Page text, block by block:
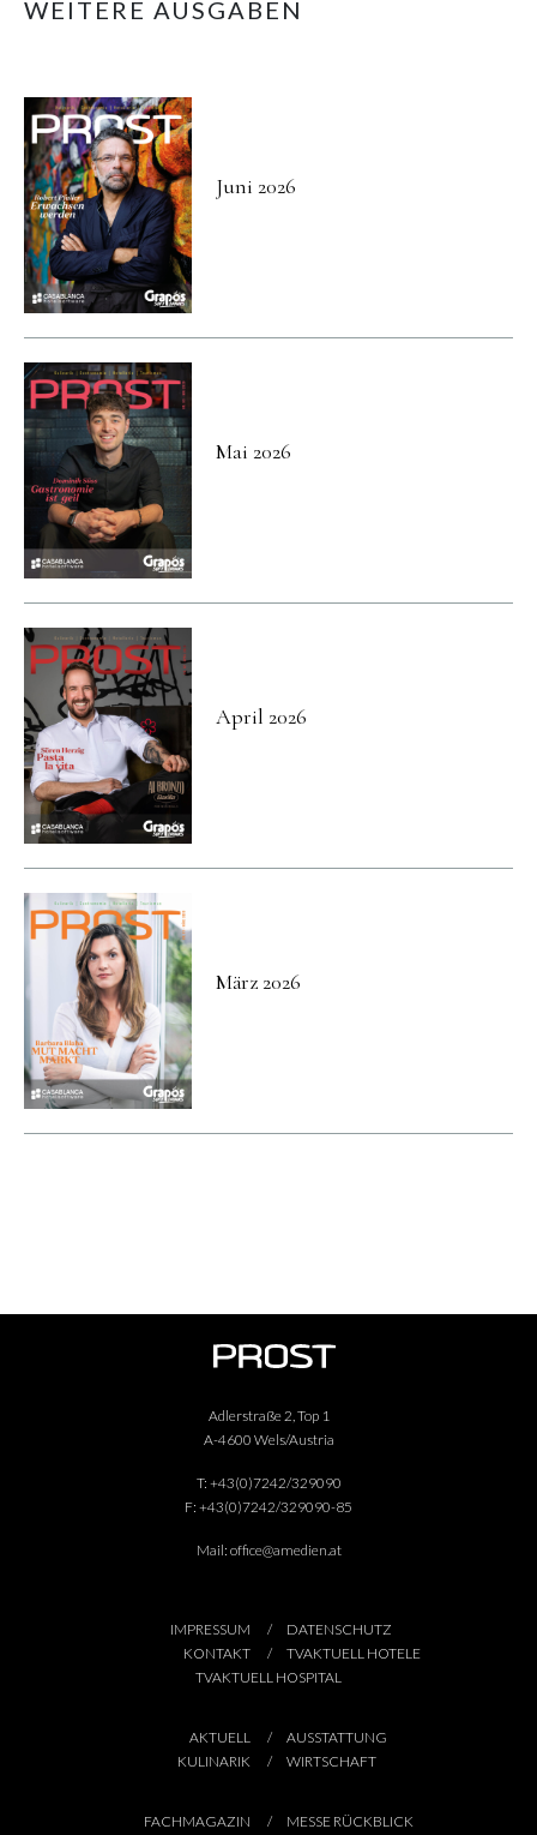
WEITERE AUSGABEN
Juni 2026
Mai 2026
April 2026
März 2026
Adlerstraße 2, Top 1
A-4600 Wels/Austria
T: +43(0)7242/329090
F: +43(0)7242/329090-85
Mail: office@amedien.at
IMPRESSUM
DATENSCHUTZ
KONTAKT
TVAKTUELL HOTELE
TVAKTUELL HOSPITAL
AKTUELL
AUSSTATTUNG
KULINARIK
WIRTSCHAFT
FACHMAGAZIN MESSE RÜCKBLICK